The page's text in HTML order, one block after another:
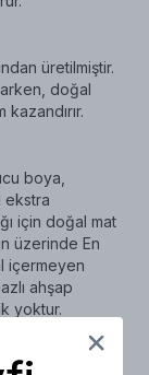
üretilmiştir.
doğal
boya,
ekstra
için doğal mat
üzerinde En
içermeyen
ahşap
yoktur.